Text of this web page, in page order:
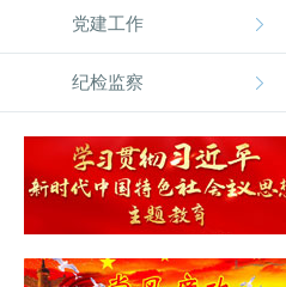
党建工作
纪检监察